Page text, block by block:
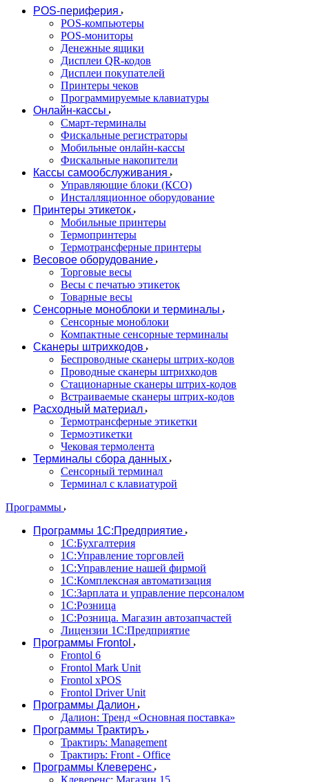
POS-периферия
POS-компьютеры
POS-мониторы
Денежные ящики
Дисплеи QR-кодов
Дисплеи покупателей
Принтеры чеков
Программируемые клавиатуры
Онлайн-кассы
Смарт-терминалы
Фискальные регистраторы
Мобильные онлайн-кассы
Фискальные накопители
Кассы самообслуживания
Управляющие блоки (КСО)
Инсталляционное оборудование
Принтеры этикеток
Мобильные принтеры
Термопринтеры
Термотрансферные принтеры
Весовое оборудование
Торговые весы
Весы с печатью этикеток
Товарные весы
Сенсорные моноблоки и терминалы
Сенсорные моноблоки
Компактные сенсорные терминалы
Сканеры штрихкодов
Беспроводные сканеры штрих-кодов
Проводные сканеры штрихкодов
Стационарные сканеры штрих-кодов
Встраиваемые сканеры штрих-кодов
Расходный материал
Термотрансферные этикетки
Термоэтикетки
Чековая термолента
Терминалы сбора данных
Сенсорный терминал
Терминал с клавиатурой
Программы
Программы 1С:Предприятие
1С:Бухгалтерия
1С:Управление торговлей
1С:Управление нашей фирмой
1С:Комплексная автоматизация
1С:Зарплата и управление персоналом
1С:Розница
1С:Розница. Магазин автозапчастей
Лицензии 1С:Предприятие
Программы Frontol
Frontol 6
Frontol Mark Unit
Frontol xPOS
Frontol Driver Unit
Программы Далион
Далион: Тренд «Основная поставка»
Программы Трактиръ
Трактиръ: Management
Трактиръ: Front - Office
Программы Клеверенс
Клеверенс: Магазин 15